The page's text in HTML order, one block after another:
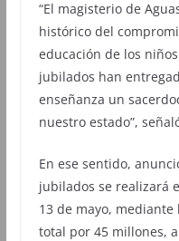
“El magisterio de
histórico del
educación de los
jubilados han
enseñanza un
nuestro estado”,
En ese sentido,
jubilados se realizará
13 de mayo,
total por 45 millones,